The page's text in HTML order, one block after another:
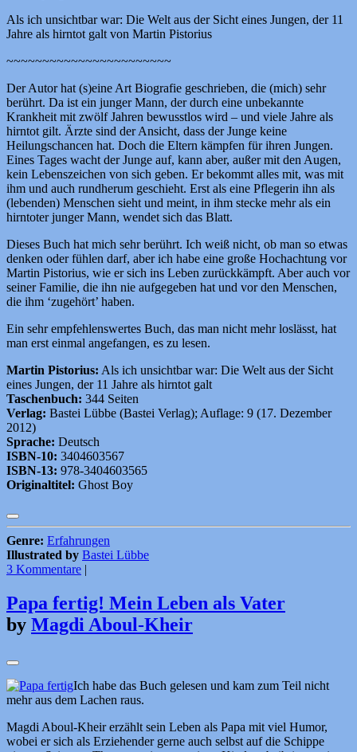
Als ich unsichtbar war: Die Welt aus der Sicht eines Jungen, der 11
Jahre als hirntot galt von Martin Pistorius
~~~~~~~~~~~~~~~~~~~~~~~
Der Autor hat (s)eine Art Biografie geschrieben, die (mich) sehr
berührt. Da ist ein junger Mann, der durch eine unbekannte
Krankheit mit zwölf Jahren bewusstlos wird – und viele Jahre als
hirntot gilt. Ärzte sind der Ansicht, dass der Junge keine
Heilungschancen hat. Doch die Eltern kämpfen für ihren Jungen.
Eines Tages wacht der Junge auf, kann aber, außer mit den Augen,
kein Lebenszeichen von sich geben. Er bekommt alles mit, was mit
ihm und auch rundherum geschieht. Erst als eine Pflegerin ihn als
(lebenden) Menschen sieht und meint, in ihm stecke mehr als ein
hirntoter junger Mann, wendet sich das Blatt.
Dieses Buch hat mich sehr berührt. Ich weiß nicht, ob man so etwas
denken oder fühlen darf, aber ich habe eine große Hochachtung vor
Martin Pistorius, wie er sich ins Leben zurückkämpft. Aber auch vor
seiner Familie, die ihn nie aufgegeben hat und vor den Menschen,
die ihm ‘zugehört’ haben.
Ein sehr empfehlenswertes Buch, das man nicht mehr loslässt, hat
man erst einmal angefangen, es zu lesen.
Martin Pistorius: Als ich unsichtbar war: Die Welt aus der Sicht
eines Jungen, der 11 Jahre als hirntot galt
Taschenbuch: 344 Seiten
Verlag: Bastei Lübbe (Bastei Verlag); Auflage: 9 (17. Dezember
2012)
Sprache: Deutsch
ISBN-10: 3404603567
ISBN-13: 978-3404603565
Originaltitel: Ghost Boy
Genre: Erfahrungen
Illustrated by Bastei Lübbe
3 Kommentare |
Papa fertig! Mein Leben als Vater
by Magdi Aboul-Kheir
Ich habe das Buch gelesen und kam zum Teil nicht
mehr aus dem Lachen raus.
Magdi Aboul-Kheir erzählt sein Leben als Papa mit viel Humor,
wobei er sich als Erziehender gerne auch selbst auf die Schippe